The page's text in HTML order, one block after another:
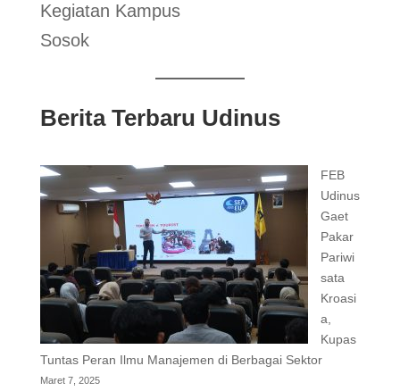
Kegiatan Kampus
Sosok
Berita Terbaru Udinus
FEB
Udinus
Gaet
Pakar
Pariwi
sata
Kroasi
a,
Kupas
Tuntas Peran Ilmu Manajemen di Berbagai Sektor
Maret 7, 2025